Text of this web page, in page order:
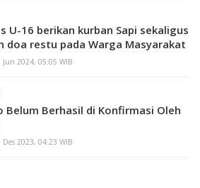
U-16 berikan kurban Sapi sekaligus
doa restu pada Warga Masyarakat
Jun 2024, 05:05 WIB
Belum Berhasil di Konfirmasi Oleh
Des 2023, 04:23 WIB